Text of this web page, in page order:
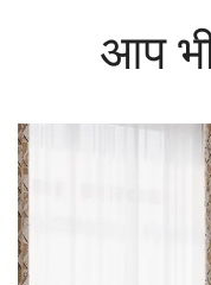
आप